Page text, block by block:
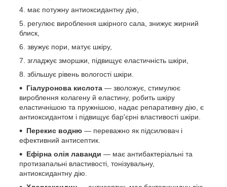
має потужну антиоксидантну дію,
регулює вироблення шкірного сала, знижує жирний
блиск,
звужує пори, матує шкіру,
згладжує зморшки, підвищує еластичність шкіри,
збільшує рівень вологості шкіри.
Гіалуронова кислота — зволожує, стимулює
вироблення колагену й еластину, робить шкіру
еластичнішою та пружнішою, надає репаративну дію, є
антиоксидантом і підвищує бар'єрні властивості шкіри.
Перекис водню — переважно як підсилювач і
ефективний антисептик.
Ефірна олія лаванди — має антибактеріальні та
протизапальні властивості, тонізувальну,
антиоксидантну дію.